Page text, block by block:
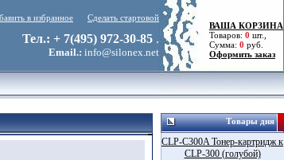
в избранное Сделать стартовой
Тел.: + 7(495) 972-30-85 .
Email.: info@silonex.net
ВАША КОРЗИНА
Товаров: 0 шт.,
Сумма: 0 руб.
Оформить заказ
Товары дня
CLP-C300A Тонер-картридж к
CLP-300 (голубой)